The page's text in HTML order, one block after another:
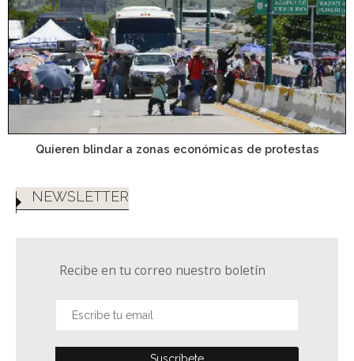
Quieren blindar a zonas económicas de protestas
NEWSLETTER
Recibe en tu correo nuestro boletín